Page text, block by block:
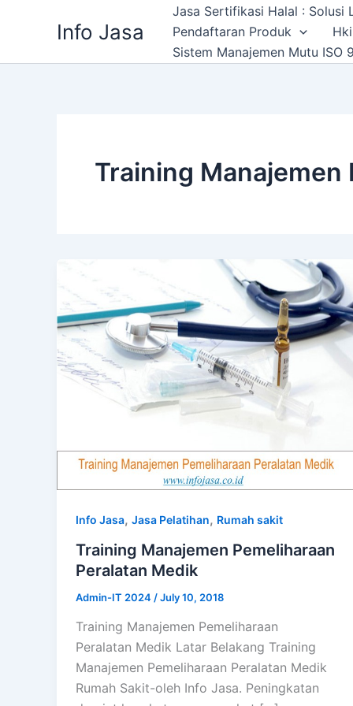
Info Jasa
Jasa Sertifikasi Halal : Solusi
Pendaftaran Produk
Hki
Sistem Manajemen Mutu ISO
Training Manajemen
Info Jasa, Jasa Pelatihan, Rumah sakit
Training Manajemen Pemeliharaan
Peralatan Medik
Admin-IT 2024 /July 10, 2018
Training Manajemen Pemeliharaan
Peralatan Medik Latar Belakang Training
Manajemen Pemeliharaan Peralatan Medik
Rumah Sakit-oleh Info Jasa. Peningkatan